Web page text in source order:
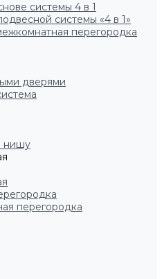
системы 4 в 1
системы «4 в 1»
перегородка
дверями
нишу
перегородка